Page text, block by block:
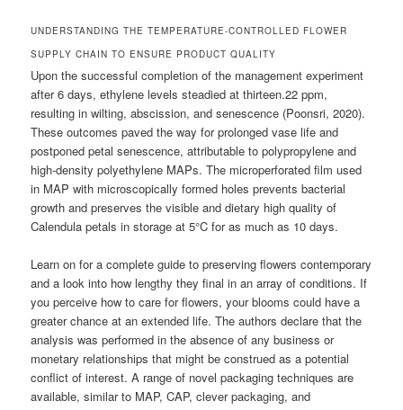
UNDERSTANDING THE TEMPERATURE-CONTROLLED FLOWER
SUPPLY CHAIN TO ENSURE PRODUCT QUALITY
Upon the successful completion of the management experiment
after 6 days, ethylene levels steadied at thirteen.22 ppm,
resulting in wilting, abscission, and senescence (Poonsri, 2020).
These outcomes paved the way for prolonged vase life and
postponed petal senescence, attributable to polypropylene and
high-density polyethylene MAPs. The microperforated film used
in MAP with microscopically formed holes prevents bacterial
growth and preserves the visible and dietary high quality of
Calendula petals in storage at 5°C for as much as 10 days.
Learn on for a complete guide to preserving flowers contemporary
and a look into how lengthy they final in an array of conditions. If
you perceive how to care for flowers, your blooms could have a
greater chance at an extended life. The authors declare that the
analysis was performed in the absence of any business or
monetary relationships that might be construed as a potential
conflict of interest. A range of novel packaging techniques are
available, similar to MAP, CAP, clever packaging, and